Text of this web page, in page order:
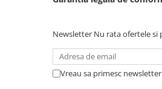
Newsletter Nu rata ofertele
Vreau sa primesc